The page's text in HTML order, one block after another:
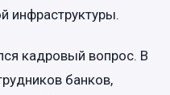
инфраструктуры.
кадровый вопрос. В
банков,